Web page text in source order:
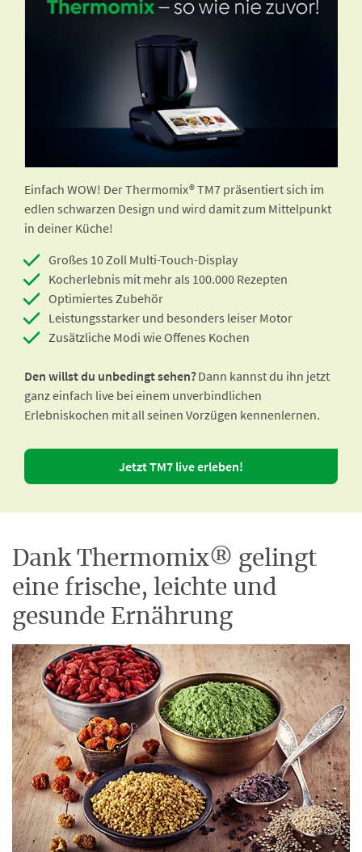
Einfach WOW! Der Thermomix® TM7 präsentiert sich im
edlen schwarzen Design und wird damit zum Mittelpunkt
in deiner Küche!
Großes 10 Zoll Multi-Touch-Display
Kocherlebnis mit mehr als 100.000 Rezepten
Optimiertes Zubehör
Leistungsstarker und besonders leiser Motor
Zusätzliche Modi wie Offenes Kochen
Den willst du unbedingt sehen?Dann kannst du ihn jetzt
ganz einfach live bei einem unverbindlichen
Erlebniskochen mit all seinen Vorzügen kennenlernen.
Jetzt TM7 live erleben!
Dank Thermomix® gelingt
eine frische, leichte und
gesunde Ernährung